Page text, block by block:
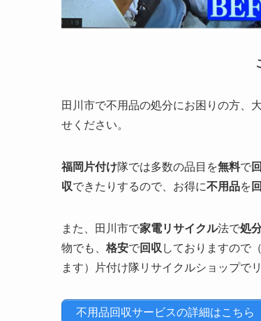
田川市で不用品の処分にお困りの方、
せください。
福岡片付け隊では多数の品目を無料で
収できたりするので、お得に不用品を
また、田川市で家電リサイクル法で処
物でも、 格安で回収しておりますので
ます）片付け隊リサイクルショップで
不用品回収サービスの詳細はこちら